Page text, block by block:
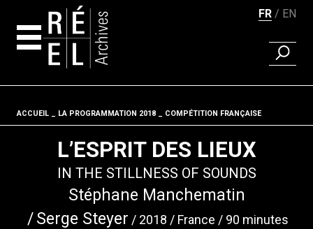
FR EN
Fil d'ariane
ACCUEIL LA PROGRAMMATION 2018 COMPÉTITION FRANÇAISE
L’ESPRIT DES LIEUX
IN THE STILLNESS OF SOUNDS
Stéphane Manchematin
Serge Steyer
2018 France
90 minutes